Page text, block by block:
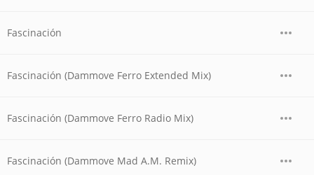
Fascinación
Fascinación (Dammove Ferro Extended Mix)
Fascinación (Dammove Ferro Radio Mix)
Fascinación (Dammove Mad A.M. Remix)